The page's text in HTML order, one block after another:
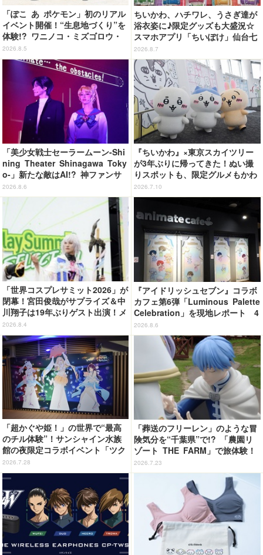
「ぽこ あ ポケモン」初のリアル
イベント開催！“生息地づくり”を
体験!? ワニノコ・ミズゴロウ・
アシマリもワクワク☆ 「ブクブ
クうみぞこの街」in横浜赤レンガ
倉庫 ～8月9日まで【レポート】
2026.8.5
ちいかわ、ハチワレ、うさぎ達が
浴衣姿に♪限定グッズも大盛況☆
スマホアプリ「ちいぽけ」仙台七
夕まつりに七夕飾りを掲出【レ
ポ】
2026.8.7
「美少女戦士セーラームーン-Shi
ning Theater Shinagawa Toky
o-」新たな敵はAI!? 神ファンサ
も健在で舞台初心者も悶絶！＜第
2期レビュー＞
2026.8.6
『ちいかわ』×東京スカイツリー
が3年ぶりに帰ってきた！ぬい撮
りスポットも、限定グルメもかわ
いすぎる…！【レポ】
2026.7.10
「世界コスプレサミット2026」が
閉幕！宮田俊哉がサプライズ＆中
川翔子は19年ぶりゲスト出演！メ
イン会場では延べ25万9000人が
来場
2026.8.4
『アイドリッシュセブン』コラボ
カフェ第6弾「Luminous Palette
Celebration」を現地レポート 4
グループの世界観を落とし込んだ
オリジナルフード＆ドリンクに注
2026.8.6
「超かぐや姫！」の世界で“最高
のチル体験”！サンシャイン水族
館の夜限定コラボイベント「ツク
ヨミアクアリウム」が癒やしすぎ
た【体験レポ】
2026.7.28
「葬送のフリーレン」のような冒
険気分を“千葉県”で!? 「農園リ
ゾート THE FARM」で旅体験！
【レポ】
2026.7.23